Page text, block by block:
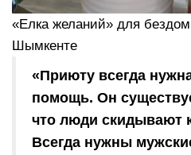
«Елка желаний» для
Шымкенте
«Приюту всегда
помощь. Он
что люди скидывают
Всегда нужны